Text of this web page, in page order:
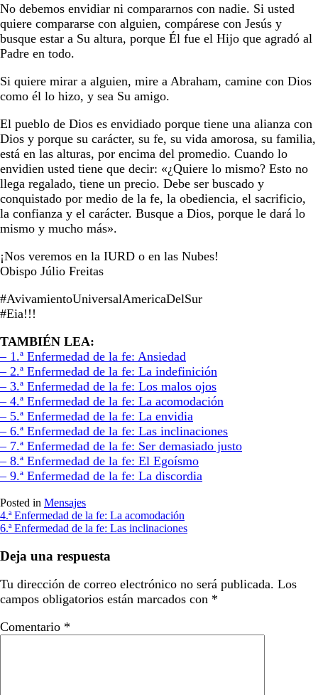
No debemos envidiar ni compararnos con nadie. Si usted
quiere compararse con alguien, compárese con Jesús y
busque estar a Su altura, porque Él fue el Hijo que agradó al
Padre en todo.
Si quiere mirar a alguien, mire a Abraham, camine con Dios
como él lo hizo, y sea Su amigo.
El pueblo de Dios es envidiado porque tiene una alianza con
Dios y porque su carácter, su fe, su vida amorosa, su familia,
está en las alturas, por encima del promedio. Cuando lo
envidien usted tiene que decir: «¿Quiere lo mismo? Esto no
llega regalado, tiene un precio. Debe ser buscado y
conquistado por medio de la fe, la obediencia, el sacrificio,
la confianza y el carácter. Busque a Dios, porque le dará lo
mismo y mucho más».
¡Nos veremos en la IURD o en las Nubes!
Obispo Júlio Freitas
#AvivamientoUniversalAmericaDelSur
#Eia!!!
TAMBIÉN LEA:
– 1.ª Enfermedad de la fe: Ansiedad
– 2.ª Enfermedad de la fe: La indefinición
– 3.ª Enfermedad de la fe: Los malos ojos
– 4.ª Enfermedad de la fe: La acomodación
– 5.ª Enfermedad de la fe: La envidia
– 6.ª Enfermedad de la fe: Las inclinaciones
– 7.ª Enfermedad de la fe: Ser demasiado justo
– 8.ª Enfermedad de la fe: El Egoísmo
– 9.ª Enfermedad de la fe: La discordia
Posted in Mensajes
Navegación
de
entradas
4.ª Enfermedad de la fe: La acomodación
6.ª Enfermedad de la fe: Las inclinaciones
Deja una respuesta
Tu dirección de correo electrónico no será publicada. Los
campos obligatorios están marcados con *
Comentario *